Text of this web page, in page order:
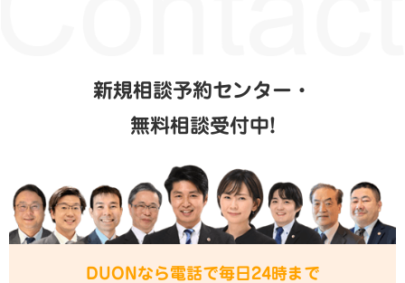
新規相談予約センター・
無料相談受付中!
DUONなら電話で毎日24時まで